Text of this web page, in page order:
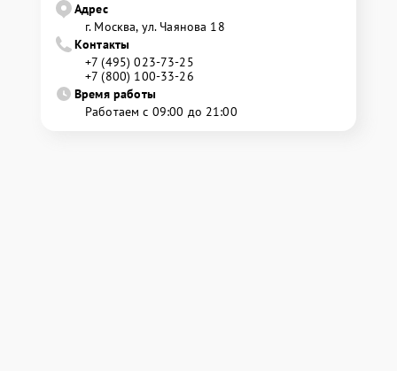
Адрес
г. Москва, ул. Чаянова 18
Контакты
+7 (495) 023-73-25
+7 (800) 100-33-26
Время работы
Работаем с 09:00 до 21:00